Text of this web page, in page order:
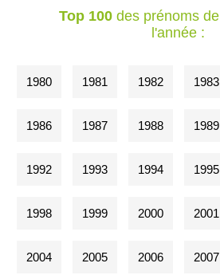
Top 100des prénoms de
l'année :
1980 1981 1982 1983
1986 1987 1988 1989
1992 1993 1994 1995
1998 1999 2000 2001
2004 2005 2006 2007